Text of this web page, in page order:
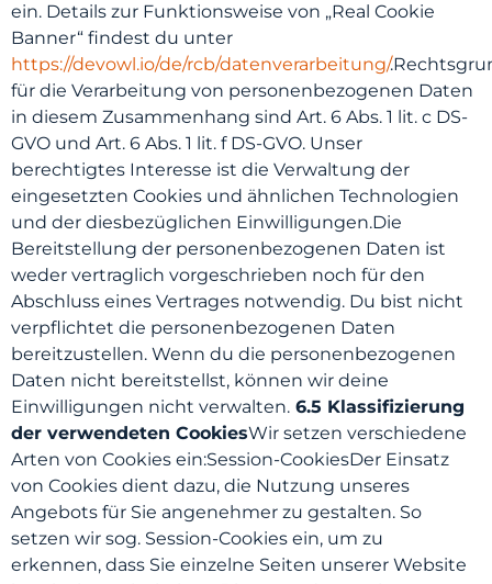
ein. Details zur Funktionsweise von „Real Cookie
Banner“ findest du unter
https://devowl.io/de/rcb/datenverarbeitung/
für die Verarbeitung von personenbezogenen Daten
in diesem Zusammenhang sind Art. 6 Abs. 1 lit. c DS-
GVO und Art. 6 Abs. 1 lit. f DS-GVO. Unser
berechtigtes Interesse ist die Verwaltung der
eingesetzten Cookies und ähnlichen Technologien
und der diesbezüglichen Einwilligungen.Die
Bereitstellung der personenbezogenen Daten ist
weder vertraglich vorgeschrieben noch für den
Abschluss eines Vertrages notwendig. Du bist nicht
verpflichtet die personenbezogenen Daten
bereitzustellen. Wenn du die personenbezogenen
Daten nicht bereitstellst, können wir deine
Einwilligungen nicht verwalten. 6.5 Klassifizierung
der verwendeten CookiesWir setzen verschiedene
Arten von Cookies ein:Session-CookiesDer Einsatz
von Cookies dient dazu, die Nutzung unseres
Angebots für Sie angenehmer zu gestalten. So
setzen wir sog. Session-Cookies ein, um zu
erkennen, dass Sie einzelne Seiten unserer Website